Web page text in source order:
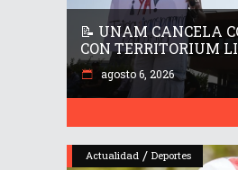
📝 UNAM CANCELA
CON TERRITORIUM
agosto 6, 2026
Actualidad / Deportes